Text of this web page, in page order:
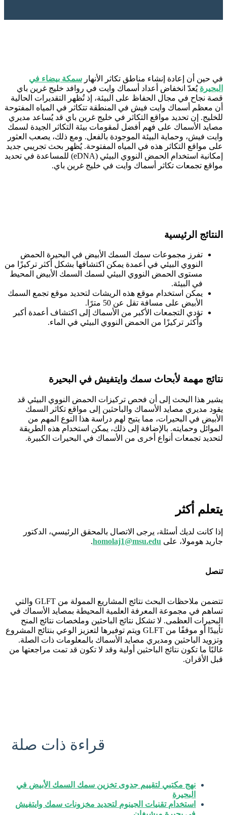
في حين أن إعادة إنشاء مناطق تكاثر الأنهارسمكة بيضاء في
البحيرة يُعدّ انخفاض أعداد أسماك وايت في روافد خليج غرين باي
قصة نجاح في مجال الحفاظ على البيئة، إذ تُظهر التقديرات الحالية
أن معظم أسماك وايت فيش في المنطقة تتكاثر في المياه المفتوحة
للخليج. إن تحديد مواقع التكاثر في خليج غرين باي قد يُساعد مديري
مصايد الأسماك على فهم أفضل لمقومات بيئة التكاثر الجيدة لسمك
وايت فيش، وحماية البيئة الموجودة بالفعل. ومع ذلك، يصعب العثور
على مواقع التكاثر هذه في المياه المفتوحة. يُظهر بحث تجريبي جديد
إمكانية استخدام الحمض النووي البيئي (eDNA) للمساعدة في تحديد
مواقع تجمعات تكاثر أسماك وايت في خليج غرين باي.
النتائج الرئيسية
تفرز مجموعات سمك السمك الأبيض في البحيرة الحمض
النووي البيئي في أعمدة يمكن اكتشافها بشكل أكثر تركيزًا من
مستوى الحمض النووي البيئي لسمك السمك الأبيض المحيط
في البيئة.
يمكن استخدام موقع هذه الريشات لتحديد موقع تجمع السمك
الأبيض على مسافة تقل عن 50 مترًا.
تؤدي التجمعات الأكبر من الأسماك إلى اكتشاف أعمدة أكبر
وأكثر تركيزًا من الحمض النووي البيئي في الماء.
نتائج مهمة لأبحاث سمك وايتفيش في البحيرة
يشير هذا البحث إلى أن فحص تركيزات الحمض النووي البيئي قد
يقود مديري مصايد الأسماك والباحثين إلى مواقع تكاثر السمك
الأبيض في البحيرات، مما يتيح لهم دراسة هذا النوع المهم من
الموائل وحمايته. بالإضافة إلى ذلك، يمكن استخدام هذه الطريقة
لتحديد تجمعات أنواع أخرى من الأسماك في البحيرات الكبيرة.
يتعلم أكثر
إذا كانت لديك أسئلة، يرجى الاتصال بالمحقق الرئيسي، الدكتور
جاريد هومولا، على homolaj1@msu.edu
.
تنصل
تتضمن ملاحظات البحث نتائج المشاريع الممولة من GLFT والتي
تساهم في مجموعة المعرفة العلمية المحيطة بمصايد الأسماك في
البحيرات العظمى. لا تشكل نتائج الباحثين وملخصات نتائج المنح
تأييدًا أو موقفًا من GLFT ويتم توفيرها لتعزيز الوعي بنتائج المشروع
وتزويد الباحثين ومديري مصايد الأسماك بالمعلومات ذات الصلة.
غالبًا ما تكون نتائج الباحثين أولية وقد لا تكون قد تمت مراجعتها من
قبل الأقران.
قراءة ذات صلة
نهج مكتبي لتقييم جدوى تخزين سمك السمك الأبيض في
البحيرة
استخدام تقنيات الجينوم لتحديد مخزونات سمك وايتفيش